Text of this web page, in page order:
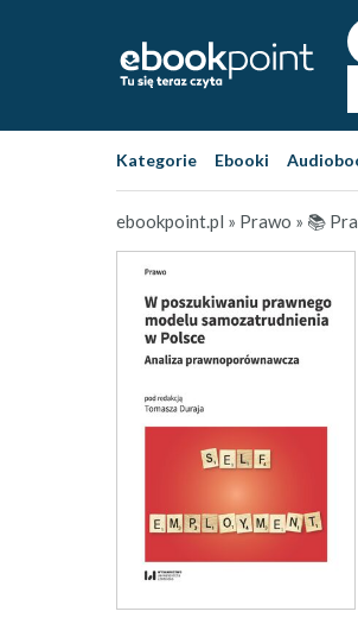
Kategorie Ebooki
ebookpoint.pl » Prawo » 📚